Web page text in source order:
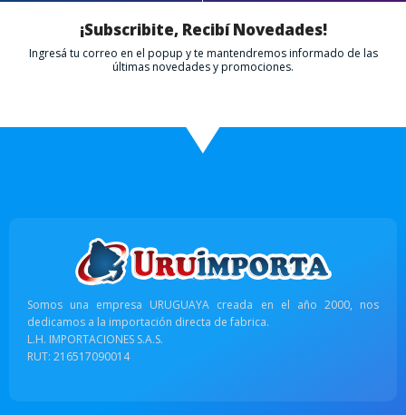
¡Subscribite, Recibí Novedades!
Ingresá tu correo en el popup y te mantendremos informado de las
últimas novedades y promociones.
Somos una empresa URUGUAYA creada en el año 2000, nos
dedicamos a la importación directa de fabrica.
L.H. IMPORTACIONES S.A.S.
RUT: 216517090014